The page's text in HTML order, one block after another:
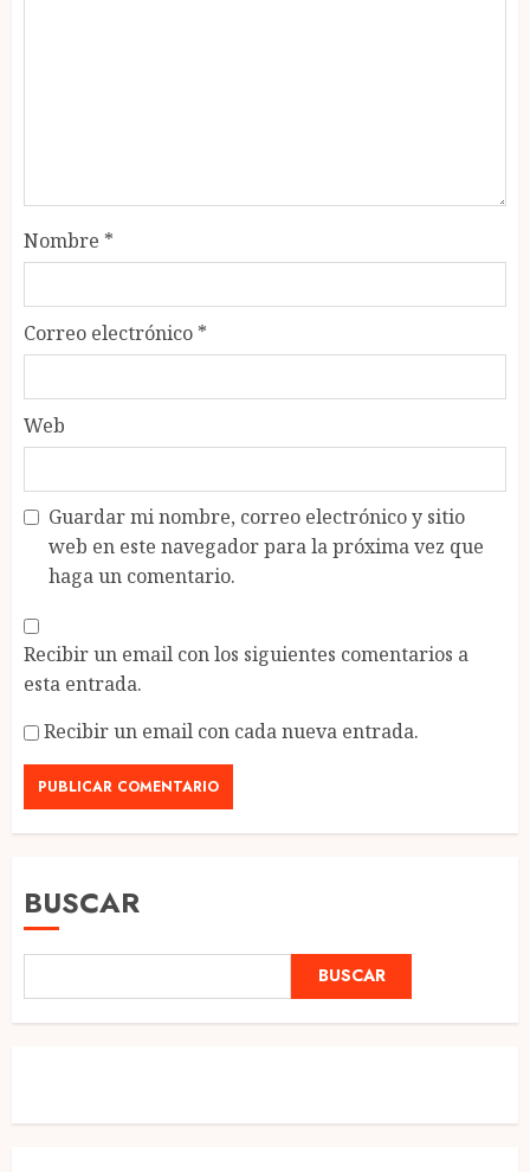
Nombre *
Correo electrónico *
Web
Guardar mi nombre, correo electrónico y sitio
web en este navegador para la próxima vez que
haga un comentario.
Recibir un email con los siguientes comentarios a
esta entrada.
Recibir un email con cada nueva entrada.
BUSCAR
BUSCAR